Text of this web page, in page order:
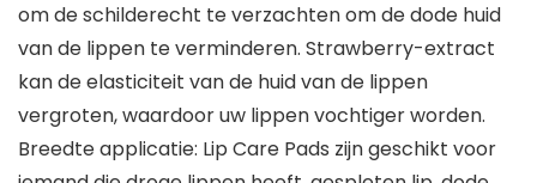
om de schilderecht te verzachten om de dode huid
van de lippen te verminderen. Strawberry-extract
kan de elasticiteit van de huid van de lippen
vergroten, waardoor uw lippen vochtiger worden.
Breedte applicatie: Lip Care Pads zijn geschikt voor